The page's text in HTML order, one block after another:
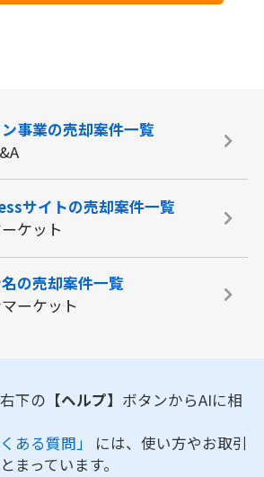
事業の売却案件一覧
サイトの売却案件一覧
ケット
の売却案件一覧
ーケット
下の 【ヘルプ】 ボタンからAIに相
ある質問」 には、使い方やお取引
まっています。